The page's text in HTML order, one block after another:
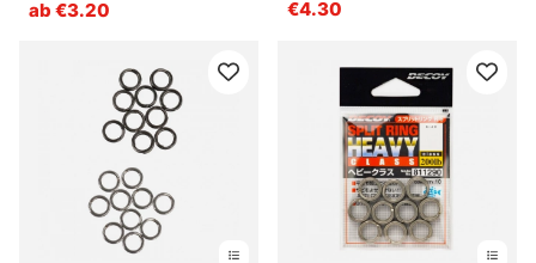
ab €3.20
€4.30